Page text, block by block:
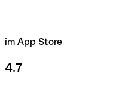
im App Store
4.7